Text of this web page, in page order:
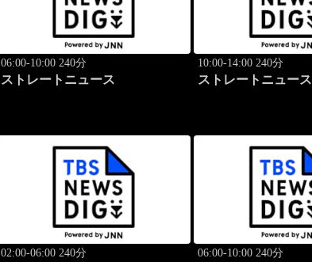
06:00-10:00 240分
ストレートニュース
10:00-14:00 240分
ストレートニュース
02:00-06:00 240分 06:00-10:00 240分